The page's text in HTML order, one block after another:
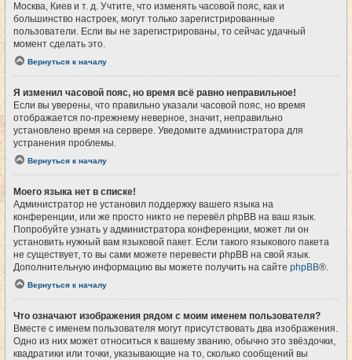
Москва, Киев и т. д. Учтите, что изменять часовой пояс, как и
большинство настроек, могут только зарегистрированные
пользователи. Если вы не зарегистрированы, то сейчас удачный
момент сделать это.
Вернуться к началу
Я изменил часовой пояс, но время всё равно неправильное!
Если вы уверены, что правильно указали часовой пояс, но время
отображается по-прежнему неверное, значит, неправильно
установлено время на сервере. Уведомите администратора для
устранения проблемы.
Вернуться к началу
Моего языка нет в списке!
Администратор не установил поддержку вашего языка на
конференции, или же просто никто не перевёл phpBB на ваш язык.
Попробуйте узнать у администратора конференции, может ли он
установить нужный вам языковой пакет. Если такого языкового пакета
не существует, то вы сами можете перевести phpBB на свой язык.
Дополнительную информацию вы можете получить на сайте phpBB®.
Вернуться к началу
Что означают изображения рядом с моим именем пользователя?
Вместе с именем пользователя могут присутствовать два изображения.
Одно из них может относиться к вашему званию, обычно это звёздочки,
квадратики или точки, указывающие на то, сколько сообщений вы